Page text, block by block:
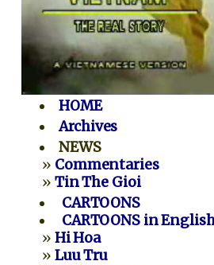
HOME
Archives
NEWS
» Commentaries
» Tin The Gioi
CARTOONS
CARTOONS in
» Hi Hoa
» Luu Tru